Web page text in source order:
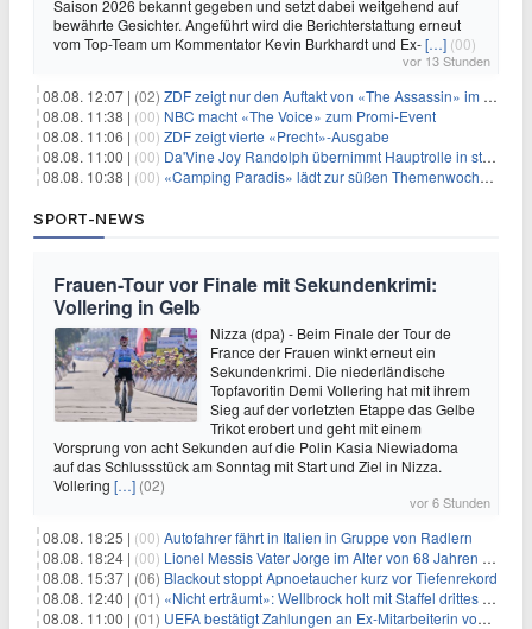
Saison 2026 bekannt gegeben und setzt dabei weitgehend auf
bewährte Gesichter. Angeführt wird die Berichterstattung erneut
vom Top-Team um Kommentator Kevin Burkhardt und Ex-[…] (00)
vor 13 Stunden
08.08. 12:07 | (02) ZDF zeigt nur den Auftakt von «The Assassin» im Fernsehen
08.08. 11:38 | (00) NBC macht «The Voice» zum Promi-Event
08.08. 11:06 | (00) ZDF zeigt vierte «Precht»-Ausgabe
08.08. 11:00 | (00) Da'Vine Joy Randolph übernimmt Hauptrolle in starbesetzter schwarzer Komödie
08.08. 10:38 | (00) «Camping Paradis» lädt zur süßen Themenwoche ein
SPORT-NEWS
Frauen-Tour vor Finale mit Sekundenkrimi:
Vollering in Gelb
Nizza (dpa) - Beim Finale der Tour de
France der Frauen winkt erneut ein
Sekundenkrimi. Die niederländische
Topfavoritin Demi Vollering hat mit ihrem
Sieg auf der vorletzten Etappe das Gelbe
Trikot erobert und geht mit einem
Vorsprung von acht Sekunden auf die Polin Kasia Niewiadoma
auf das Schlussstück am Sonntag mit Start und Ziel in Nizza.
Vollering […] (02)
vor 6 Stunden
08.08. 18:25 | (00) Autofahrer fährt in Italien in Gruppe von Radlern
08.08. 18:24 | (00) Lionel Messis Vater Jorge im Alter von 68 Jahren gestorben
08.08. 15:37 | (06) Blackout stoppt Apnoetaucher kurz vor Tiefenrekord
08.08. 12:40 | (01) «Nicht erträumt»: Wellbrock holt mit Staffel drittes EM-Gold
08.08. 11:00 | (01) UEFA bestätigt Zahlungen an Ex-Mitarbeiterin von Infantino